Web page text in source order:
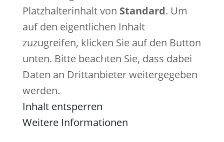
Platzhalterinhalt von Standard. Um
auf den eigentlichen Inhalt
zuzugreifen, klicken Sie auf den Button
unten. Bitte beachten Sie, dass dabei
Daten an Drittanbieter weitergegeben
werden.
Inhalt entsperren
Weitere Informationen